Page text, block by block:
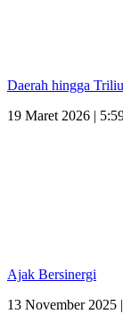
Daerah hingga
19 Maret 2026 |
Ajak Bersinergi
13 November 2025